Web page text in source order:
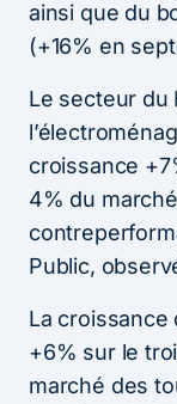
ainsi que du
(+16% en
Le secteur du
croissance
4% du
Public,
La croissance
+6% sur le
marché des